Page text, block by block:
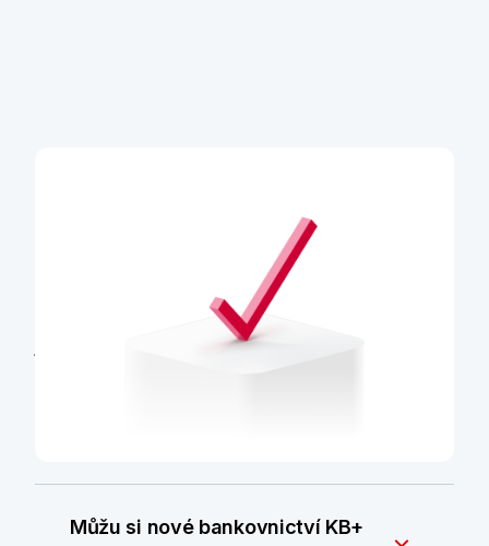
Než vám přijde výzva k přechodu, můžete své
stávající služby a aplikace včetně internetového
a mobilního bankovnictvídál používat,
Můžu si nové bankovnictví KB+